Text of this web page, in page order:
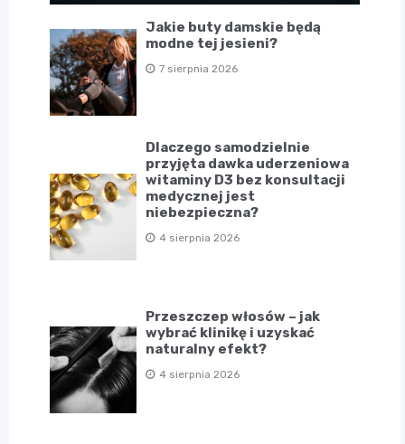
Jakie buty damskie będą
modne tej jesieni?
7 sierpnia 2026
Dlaczego samodzielnie
przyjęta dawka uderzeniowa
witaminy D3 bez konsultacji
medycznej jest
niebezpieczna?
4 sierpnia 2026
Przeszczep włosów – jak
wybrać klinikę i uzyskać
naturalny efekt?
4 sierpnia 2026